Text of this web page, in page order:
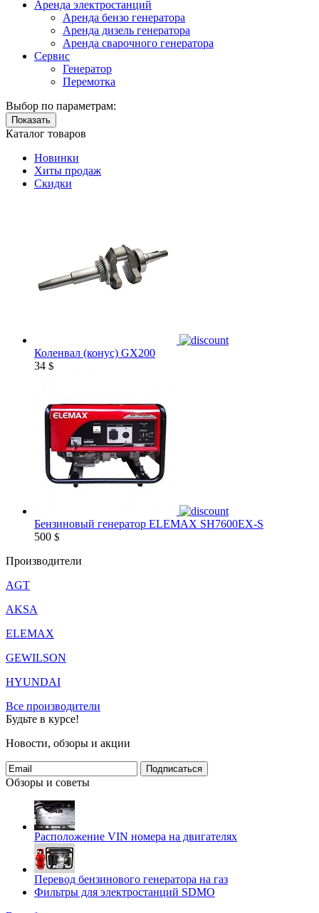
Аренда электростанций
Аренда бензо генератора
Аренда дизель генератора
Аренда сварочного генератора
Сервис
Генератор
Перемотка
Выбор по параметрам:
Показать
Каталог товаров
Новинки
Хиты продаж
Скидки
Коленвал (конус) GX200
34 $
Бензиновый генератор ELEMAX SH7600EX-S
500 $
Производители
AGT
AKSA
ELEMAX
GEWILSON
HYUNDAI
Все производители
Будьте в курсе!
Новости, обзоры и акции
Подписаться
Обзоры и советы
Расположение VIN номера на двигателях
Перевод бензинового генератора на газ
Фильтры для электростанций SDMO